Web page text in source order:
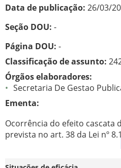
Data de publicação: 26/03/
Seção DOU: -
Página DOU: -
Classificação de assunto:
Órgãos elaboradores:
Secretaria De Gestao
Ementa:
Ocorrência do efeito cascata
prevista no art. 38 da Lei nº